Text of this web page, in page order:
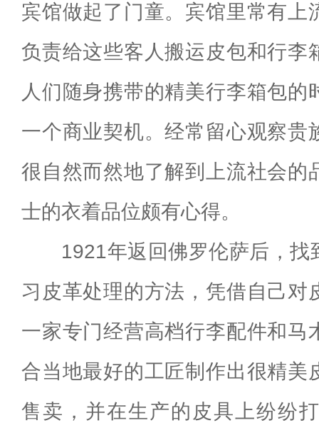
宾馆做起了门童。宾馆里常有上
负责给这些客人搬运皮包和行李
人们随身携带的精美行李箱包的
一个商业契机。经常留心观察贵
很自然而然地了解到上流社会的
士的衣着品位颇有心得。
1921年返回佛罗伦萨后，找
习皮革处理的方法，凭借自己对
一家专门经营高档行李配件和马
合当地最好的工匠制作出很精美
售卖，并在生产的皮具上纷纷